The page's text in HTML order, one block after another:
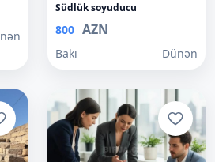
Südlük soyuducu
800 AZN
Bakı Dünən